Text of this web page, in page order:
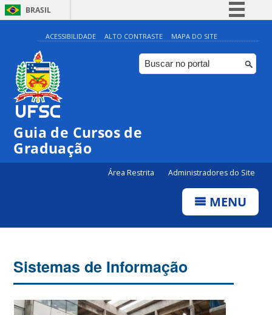
BRASIL
Simplifique!
Comunica BR
Participe
ACESSIBILIDADE ALTO CONTRASTE MAPA DO SITE
Guia de Cursos de
Graduação
Área Restrita Administradores do Site
MENU
Sistemas de Informação